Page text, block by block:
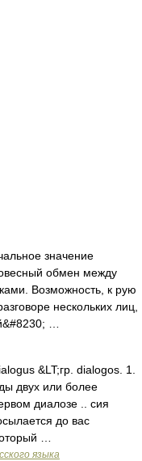
значение
обмен между
Возможность, к рую
нескольких лиц,
…
&LT;гр. dialogos. 1.
двух или более
диалозе .. сия
до вас
…
языка